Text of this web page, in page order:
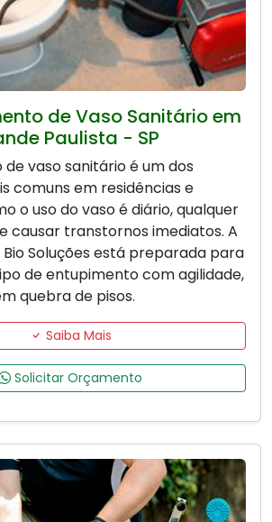
de Vaso Sanitário em
Paulista - SP
vaso sanitário é um dos
comuns em residências e
o uso do vaso é diário, qualquer
causar transtornos imediatos. A
Soluções está preparada para
de entupimento com agilidade,
quebra de pisos.
Saiba Mais
Solicitar Orçamento